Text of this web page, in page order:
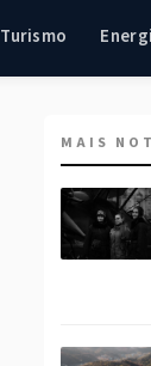
Turismo
MAIS